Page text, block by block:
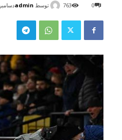
توسط adminدسامبر 5, 2021 0
763